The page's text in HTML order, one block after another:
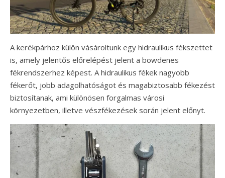
A kerékpárhoz külön vásároltunk egy hidraulikus fékszettet
is, amely jelentős előrelépést jelent a bowdenes
fékrendszerhez képest. A hidraulikus fékek nagyobb
fékerőt, jobb adagolhatóságot és magabiztosabb fékezést
biztosítanak, ami különösen forgalmas városi
környezetben, illetve vészfékezések során jelent előnyt.